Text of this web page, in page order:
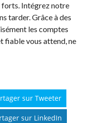
forts. Intégrez notre
tarder. Grâce à des
les comptes
fiable vous attend, ne
sur Tweeter
sur LinkedIn